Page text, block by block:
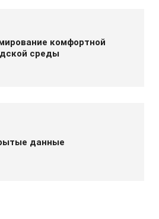
комфортной
среды
данные